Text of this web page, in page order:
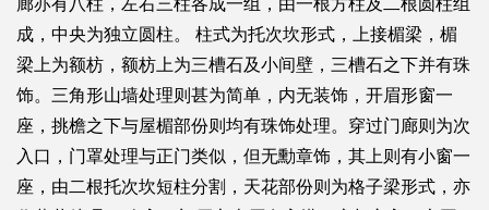
廊亦有八柱，左右三柱各成一组，由一根方柱及二根圆柱组
成，中央为独立圆柱。 柱式为托次坎形式，上接楣梁，楣
梁上为额枋，额枋上为三槽石及小间壁，三槽石之下并有珠
饰。三角形山墙处理则甚为简单，内无装饰，开眉形窗一
座，挑檐之下与屋楣部份则均有珠饰处理。穿过门廊则为次
入口，门罩处理与正门类似，但无勳章饰，其上则有小窗一
座，由二根托次坎短柱分割，天花部份则为格子梁形式，亦